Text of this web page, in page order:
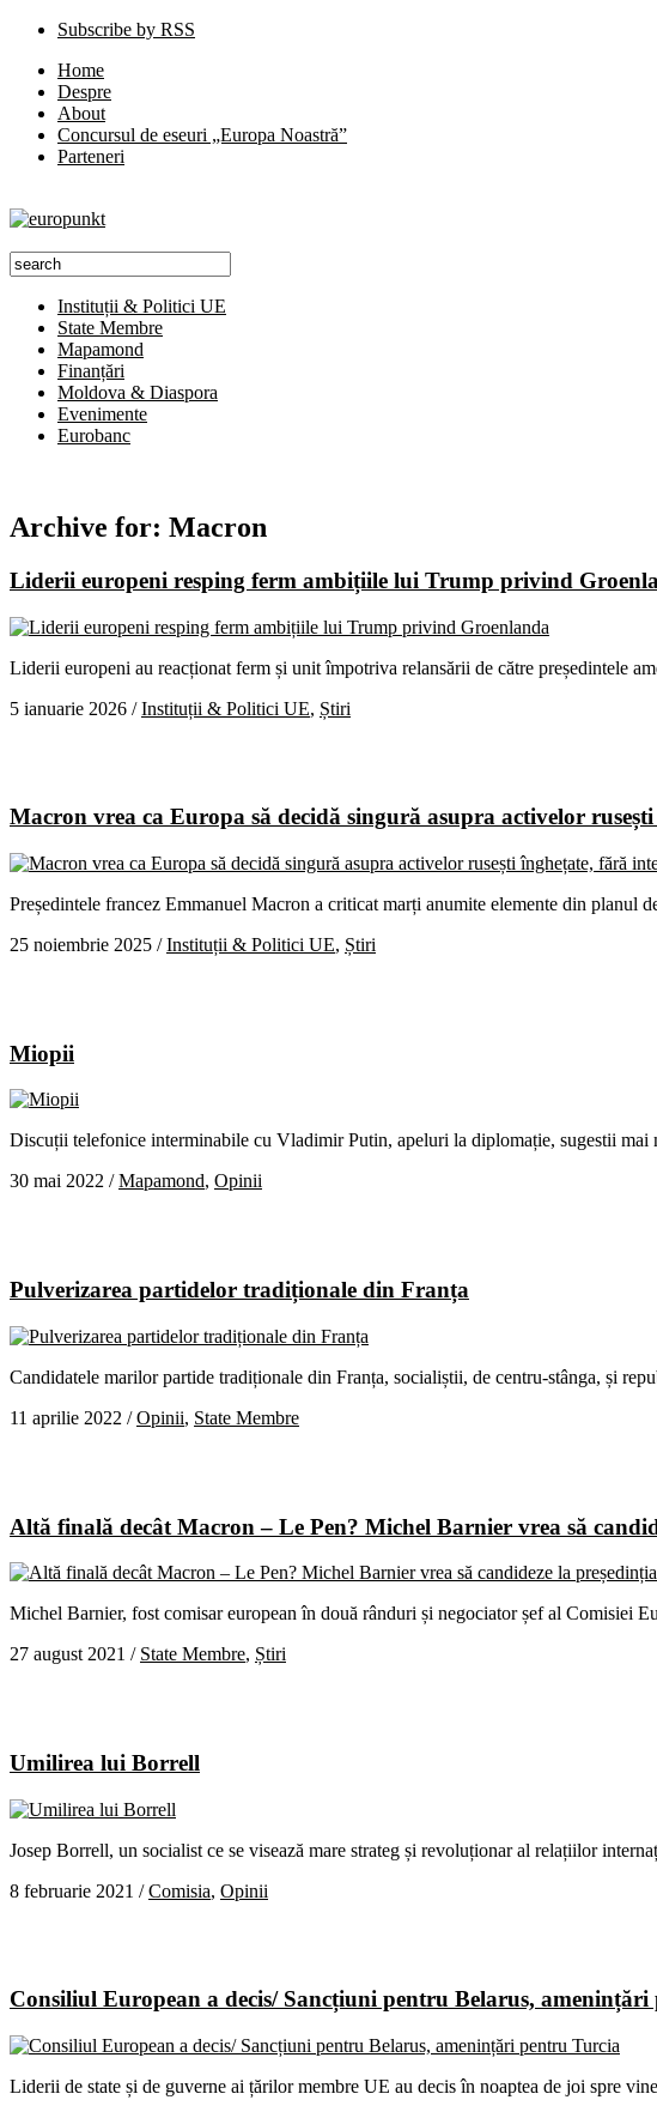
Subscribe by RSS
Home
Despre
About
Concursul de eseuri „Europa Noastră”
Parteneri
Instituții & Politici UE
State Membre
Mapamond
Finanțări
Moldova & Diaspora
Evenimente
Eurobanc
Archive for: Macron
Liderii europeni resping ferm ambițiile lui Trump privind
Liderii europeni au reacționat ferm și unit împotriva relansării de către președintele
5 ianuarie 2026 /Instituții & Politici UE, Știri
Macron vrea ca Europa să decidă singură asupra activelor
Președintele francez Emmanuel Macron a criticat marți anumite elemente din
25 noiembrie 2025 /Instituții & Politici UE, Știri
Miopii
Discuții telefonice interminabile cu Vladimir Putin, apeluri la diplomație, sugestii
30 mai 2022 /Mapamond, Opinii
Pulverizarea partidelor tradiționale din Franța
Candidatele marilor partide tradiționale din Franța, socialiștii, de centru-stânga, și
11 aprilie 2022 /Opinii, State Membre
Altă finală decât Macron – Le Pen? Michel Barnier vrea să
Michel Barnier, fost comisar european în două rânduri și negociator șef al Comisiei
27 august 2021 / State Membre, Știri
Umilirea lui Borrell
Josep Borrell, un socialist ce se visează mare strateg și revoluționar al relațiilor
8 februarie 2021 /Comisia, Opinii
Consiliul European a decis/ Sancțiuni pentru Belarus,
Liderii de state și de guverne ai țărilor membre UE au decis în noaptea de joi spre